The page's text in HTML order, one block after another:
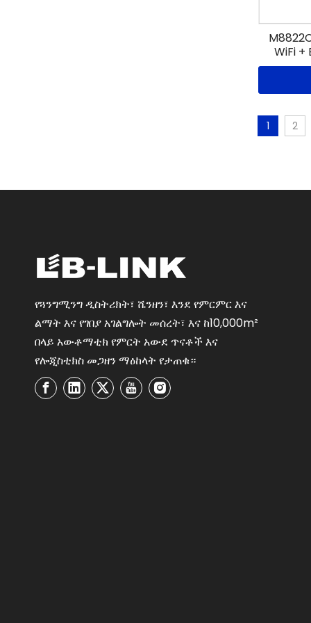
WiFi
1 2
የጓንግሚንግ ዲስትሪክት፣ ሼንዘን፣ እንደ የምርምር እና
ልማት እና የገበያ አገልግሎት መሰረት፣ እና ከ10,000m²
በላይ አውቶማቲክ የምርት አውደ ጥናቶች እና
የሎጂስቲክስ መጋዘን ማዕከላት የታጠቁ።